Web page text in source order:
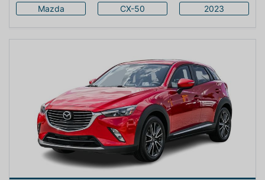
Mazda CX-50 2023